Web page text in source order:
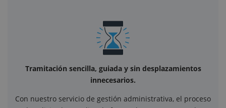
Tramitación sencilla, guiada y sin desplazamientos
innecesarios.
Con nuestro servicio de gestión administrativa, el proceso